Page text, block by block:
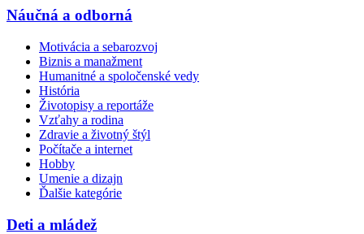
Náučná a odborná
Motivácia a sebarozvoj
Biznis a manažment
Humanitné a spoločenské vedy
História
Životopisy a reportáže
Vzťahy a rodina
Zdravie a životný štýl
Počítače a internet
Hobby
Umenie a dizajn
Ďalšie kategórie
Deti a mládež